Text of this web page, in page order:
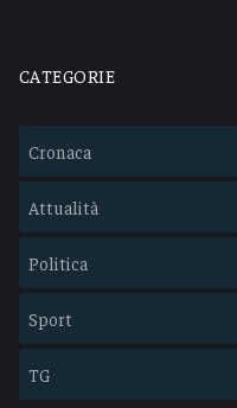
CATEGORIE
Cronaca
Attualità
Politica
Sport
TG